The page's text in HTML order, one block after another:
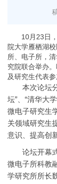
10月23日，
院大学雁栖湖
所、电子所，
究院联合举办
及研究生代表参
本次论坛分
坛”、“清华大
微电子研究生
关领域研究生
意识、提高创
论坛开幕式
微电子所科教
学研究所所长